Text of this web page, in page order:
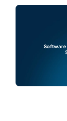
Software